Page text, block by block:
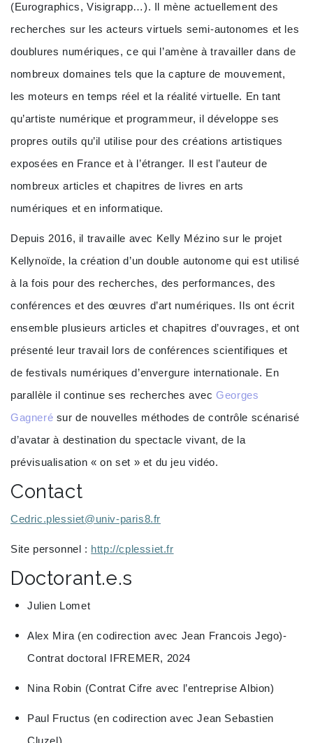
(Eurographics, Visigrapp…). Il mène actuellement des
recherches sur les acteurs virtuels semi-autonomes et les
doublures numériques, ce qui l’amène à travailler dans de
nombreux domaines tels que la capture de mouvement,
les moteurs en temps réel et la réalité virtuelle. En tant
qu’artiste numérique et programmeur, il développe ses
propres outils qu’il utilise pour des créations artistiques
exposées en France et à l’étranger. Il est l’auteur de
nombreux articles et chapitres de livres en arts
numériques et en informatique.
Depuis 2016, il travaille avec Kelly Mézino sur le projet
Kellynoïde, la création d’un double autonome qui est utilisé
à la fois pour des recherches, des performances, des
conférences et des œuvres d’art numériques. Ils ont écrit
ensemble plusieurs articles et chapitres d’ouvrages, et ont
présenté leur travail lors de conférences scientifiques et
de festivals numériques d’envergure internationale. En
parallèle il continue ses recherches avecGeorges
Gagneré sur de nouvelles méthodes de contrôle scénarisé
d’avatar à destination du spectacle vivant, de la
prévisualisation « on set » et du jeu vidéo.
Contact
Cedric.plessiet@univ-paris8.fr
Site personnel : http://cplessiet.fr
Doctorant.e.s
Julien Lomet
Alex Mira (en codirection avec Jean Francois Jego)-
Contrat doctoral IFREMER, 2024
Nina Robin (Contrat Cifre avec l’entreprise Albion)
Paul Fructus (en codirection avec Jean Sebastien
Cluzel)